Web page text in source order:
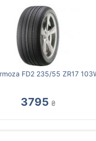
FD2 235/55 ZR17
3795 ₴